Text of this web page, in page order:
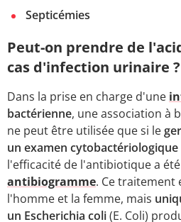
Septicémies
Peut-on prendre de
cas d'infection urinaire ?
Dans la prise en charge d'une
bactérienne, une association à
ne peut être utilisée que si le
un examen cytobactériologique
l'efficacité de l'antibiotique a
antibiogramme. Ce traitement
l'homme et la femme, mais
un Escherichia coli(E. Coli)